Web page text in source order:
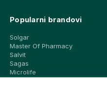
Popularni brandovi
Solgar
Master Of Pharmacy
Salvit
Sagas
Microlife